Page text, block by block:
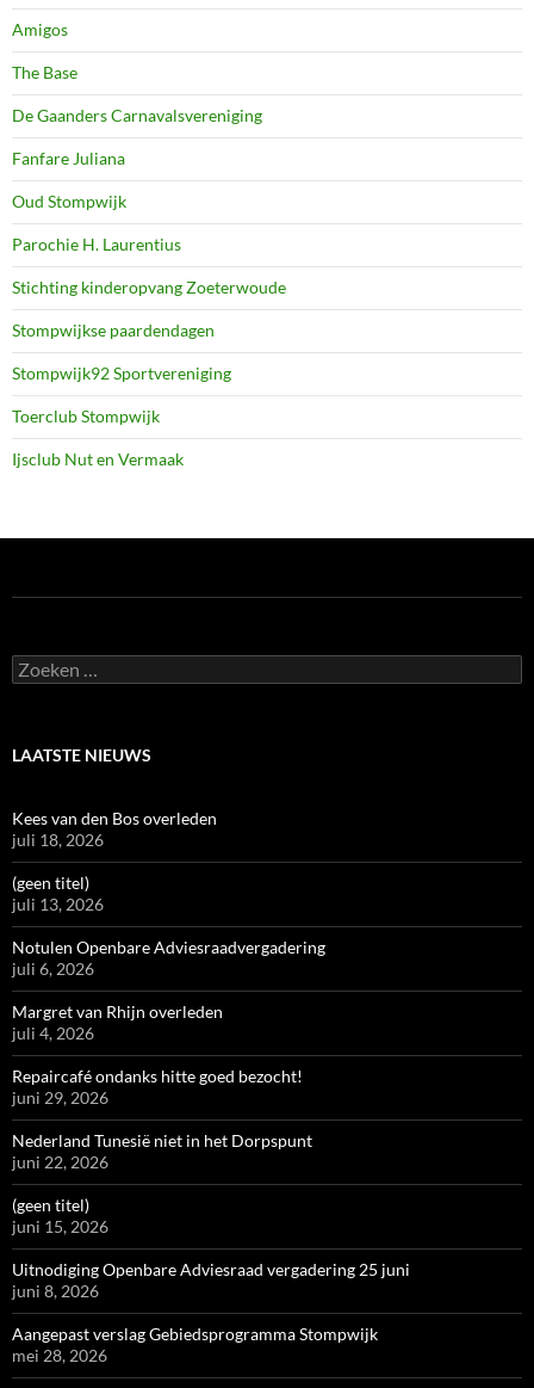
Amigos
The Base
De Gaanders Carnavalsvereniging
Fanfare Juliana
Oud Stompwijk
Parochie H. Laurentius
Stichting kinderopvang Zoeterwoude
Stompwijkse paardendagen
Stompwijk92 Sportvereniging
Toerclub Stompwijk
Ijsclub Nut en Vermaak
Zoeken
naar:
LAATSTE NIEUWS
Kees van den Bos overleden
juli 18, 2026
(geen titel)
juli 13, 2026
Notulen Openbare Adviesraadvergadering
juli 6, 2026
Margret van Rhijn overleden
juli 4, 2026
Repaircafé ondanks hitte goed bezocht!
juni 29, 2026
Nederland Tunesië niet in het Dorpspunt
juni 22, 2026
(geen titel)
juni 15, 2026
Uitnodiging Openbare Adviesraad vergadering 25 juni
juni 8, 2026
Aangepast verslag Gebiedsprogramma Stompwijk
mei 28, 2026